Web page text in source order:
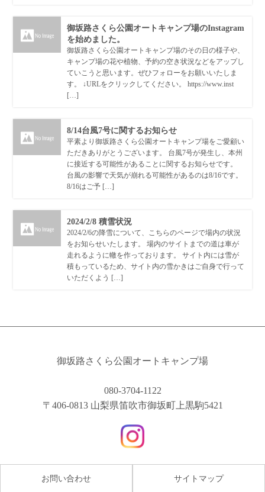
御坂路さくら公園オートキャンプ場のInstagram
を始めました。
御坂路さくら公園オートキャンプ場のその日の様子や、
キャンプ場の花や植物、予約の空き状況などをアップし
ていこうと思います。ぜひフォローをお願いいたしま
す。 ↓URLをクリックしてください。 https://www.inst
[…]
8/14台風7号に関するお知らせ
平素より御坂路さくら公園オートキャンプ場をご愛顧い
ただきありがとうございます。 台風7号が発生し、本州
に接近する可能性があることに関するお知らせです。
台風の影響で天気が崩れる可能性があるのは8/16です。
8/16はご予 […]
2024/2/8 積雪状況
2024/2/6の降雪について、こちらのページで場内の状況
をお知らせいたします。 場内のサイトまでの道は車が
走れるように轍を作っております。 サイト内には雪が
積もっているため、サイト内の雪かきはご自身で行って
いただくよう […]
御坂路さくら公園オートキャンプ場
080-3704-1122
〒406-0813 山梨県笛吹市御坂町上黒駒5421
お問い合わせ サイトマップ